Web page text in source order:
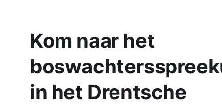
Over ons
Werken bij Streekomroep ‘De Werven’
Kom naar het
in het Drentsche